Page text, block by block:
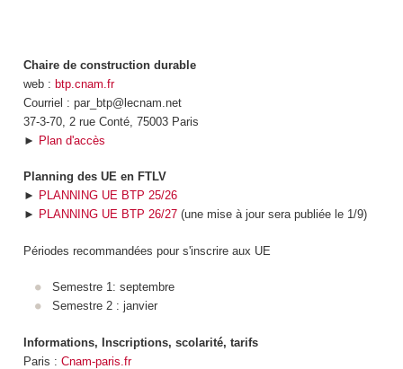
Chaire de construction durable
web : btp.cnam.fr
Courriel : par_btp@lecnam.net
37-3-70, 2 rue Conté, 75003 Paris
► Plan d'accès
Planning des UE en FTLV
► PLANNING UE BTP 25/26
► PLANNING UE BTP 26/27(une mise à jour sera publiée le 1/9)
Périodes recommandées pour s'inscrire aux UE
Semestre 1: septembre
Semestre 2 : janvier
Informations, Inscriptions, scolarité, tarifs
Paris : Cnam-paris.fr